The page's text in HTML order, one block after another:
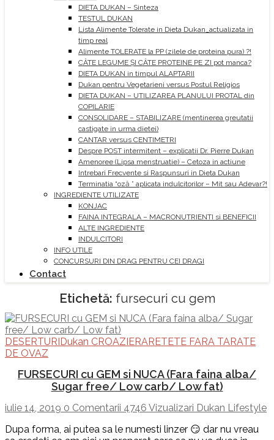
DIETA DUKAN – Sinteza
TESTUL DUKAN
Lista Alimente Tolerate in Dieta Dukan_actualizata in
timp real
Alimente TOLERATE la PP (zilele de proteina pura) ?!
CÂTE LEGUME ȘI CÂTE PROTEINE PE ZI pot manca?
DIETA DUKAN in timpul ALAPTARII
Dukan pentru Vegetarieni versus Postul Religios
DIETA DUKAN – UTILIZAREA PLANULUI PROTAL din
COPILARIE
CONSOLIDARE – STABILIZARE (mentinerea greutatii
castigate in urma dietei)
CANTAR versus CENTIMETRI
Despre POST intermitent – explicatii Dr. Pierre Dukan
Amenoree (Lipsa menstruatie) – Cetoza in actiune
Intrebari Frecvente si Raspunsuri in Dieta Dukan
Terminatia “oză ” aplicata indulcitorilor – Mit sau Adevar?!
INGREDIENTE UTILIZATE
KONJAC
FAINA INTEGRALA – MACRONUTRIENTI si BENEFICII
ALTE INGREDIENTE
INDULCITORI
INFO UTILE
CONCURSURI DIN DRAG PENTRU CEI DRAGI
Contact
Etichetă: fursecuri cu gem
DESERTURI Dukan CROAZIERARETETE FARA TARATE
DE OVAZ
FURSECURI cu GEM si NUCA (Fara faina alba/
Sugar free/ Low carb/ Low fat)
iulie 14, 2019 0 Comentarii 4746 Vizualizari Dukan Lifestyle
Dupa forma, ai putea sa le numesti linzer 😏 dar nu vreau